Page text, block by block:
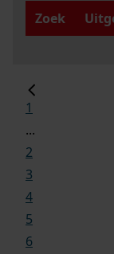
Zoek
1
...
2
3
4
5
6